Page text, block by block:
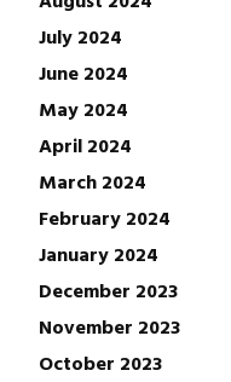
July 2024
June 2024
May 2024
April 2024
March 2024
February 2024
January 2024
December 2023
November 2023
October 2023